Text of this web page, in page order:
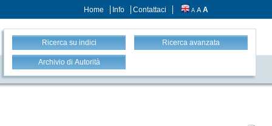
Home Info Contattaci A A A
Ricerca su indici Ricerca avanzata
Archivio di Autorità